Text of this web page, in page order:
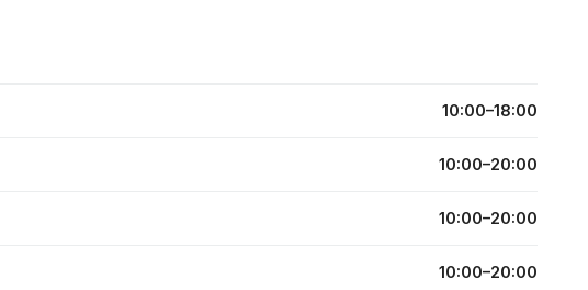
10:00–18:00
10:00–20:00
10:00–20:00
10:00–20:00